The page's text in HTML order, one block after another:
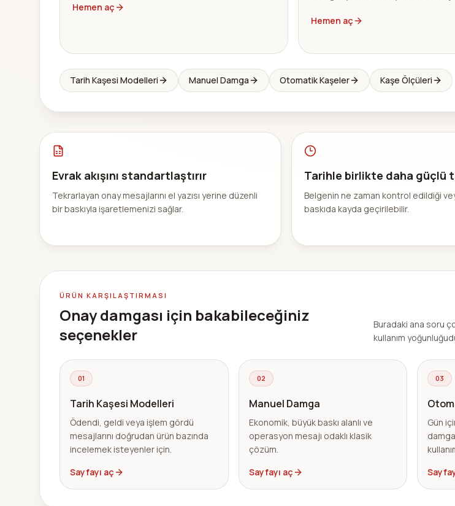
Hemen aç
Hemen aç
Tarih Kaşesi Modelleri Manuel Damga Otomatik Kaşeler Kaşe Ölçüleri
Evrak akışını standartlaştırır
Tekrarlayan onay mesajlarını el yazısı yerine düzenli
bir baskıyla işaretlemenizi sağlar.
Tarihle birlikte daha güçlü
Belgenin ne zaman kontrol edildiği
baskıda kayda geçirilebilir.
ÜRÜN KARŞILAŞTIRMASI
Onay damgası için bakabileceğiniz
seçenekler
Buradaki ana soru
kullanım
01
Tarih Kaşesi Modelleri
Ödendi, geldi veya işlem gördü
mesajlarını doğrudan ürün bazında
incelemek isteyenler için.
Sayfayı aç
02
Manuel Damga
Ekonomik, büyük baskı alanlı ve
operasyon mesajı odaklı klasik
çözüm.
Sayfayı aç
03
Gün